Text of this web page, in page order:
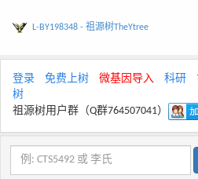
L-BY198348 - 祖源树TheYtree
登录 免费上树 微基因导入 科研
树
祖源树用户群（Q群764507041）